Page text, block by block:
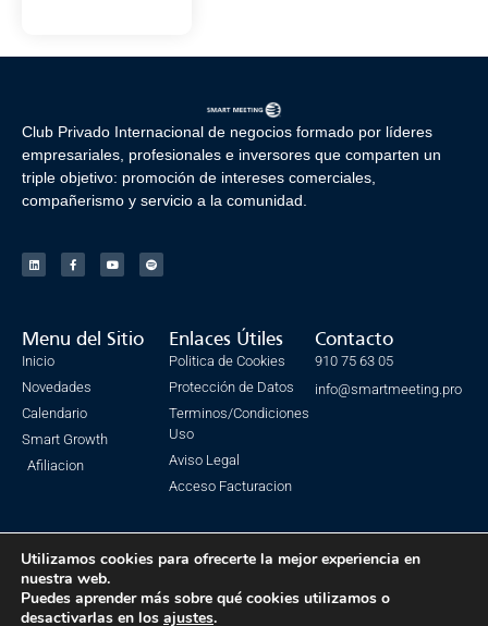
Club Privado Internacional de negocios formado por líderes
empresariales, profesionales e inversores que comparten un
triple objetivo: promoción de intereses comerciales,
compañerismo y servicio a la comunidad.
Menu del Sitio
Inicio
Novedades
Calendario
Smart Growth
Afiliacion
Enlaces Útiles
Politica de Cookies
Protección de Datos
Terminos/Condiciones
Uso
Aviso Legal
Acceso Facturacion
Contacto
910 75 63 05
info@smartmeeting.pro
© Todos los derechos reservados. SmartMeeting 2023
Made with ❤ by IsmaSEO
Utilizamos cookies para ofrecerte la mejor experiencia en
nuestra web.
Puedes aprender más sobre qué cookies utilizamos o
desactivarlas en los ajustes.